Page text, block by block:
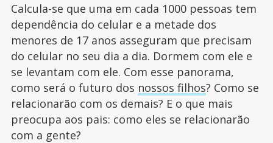
Calcula-se que uma em cada 1000 pessoas tem
dependência do celular e a metade dos
menores de 17 anos asseguram que precisam
do celular no seu dia a dia. Dormem com ele e
se levantam com ele. Com esse panorama,
como será o futuro dos nossos filhos? Como se
relacionarão com os demais? E o que mais
preocupa aos pais: como eles se relacionarão
com a gente?